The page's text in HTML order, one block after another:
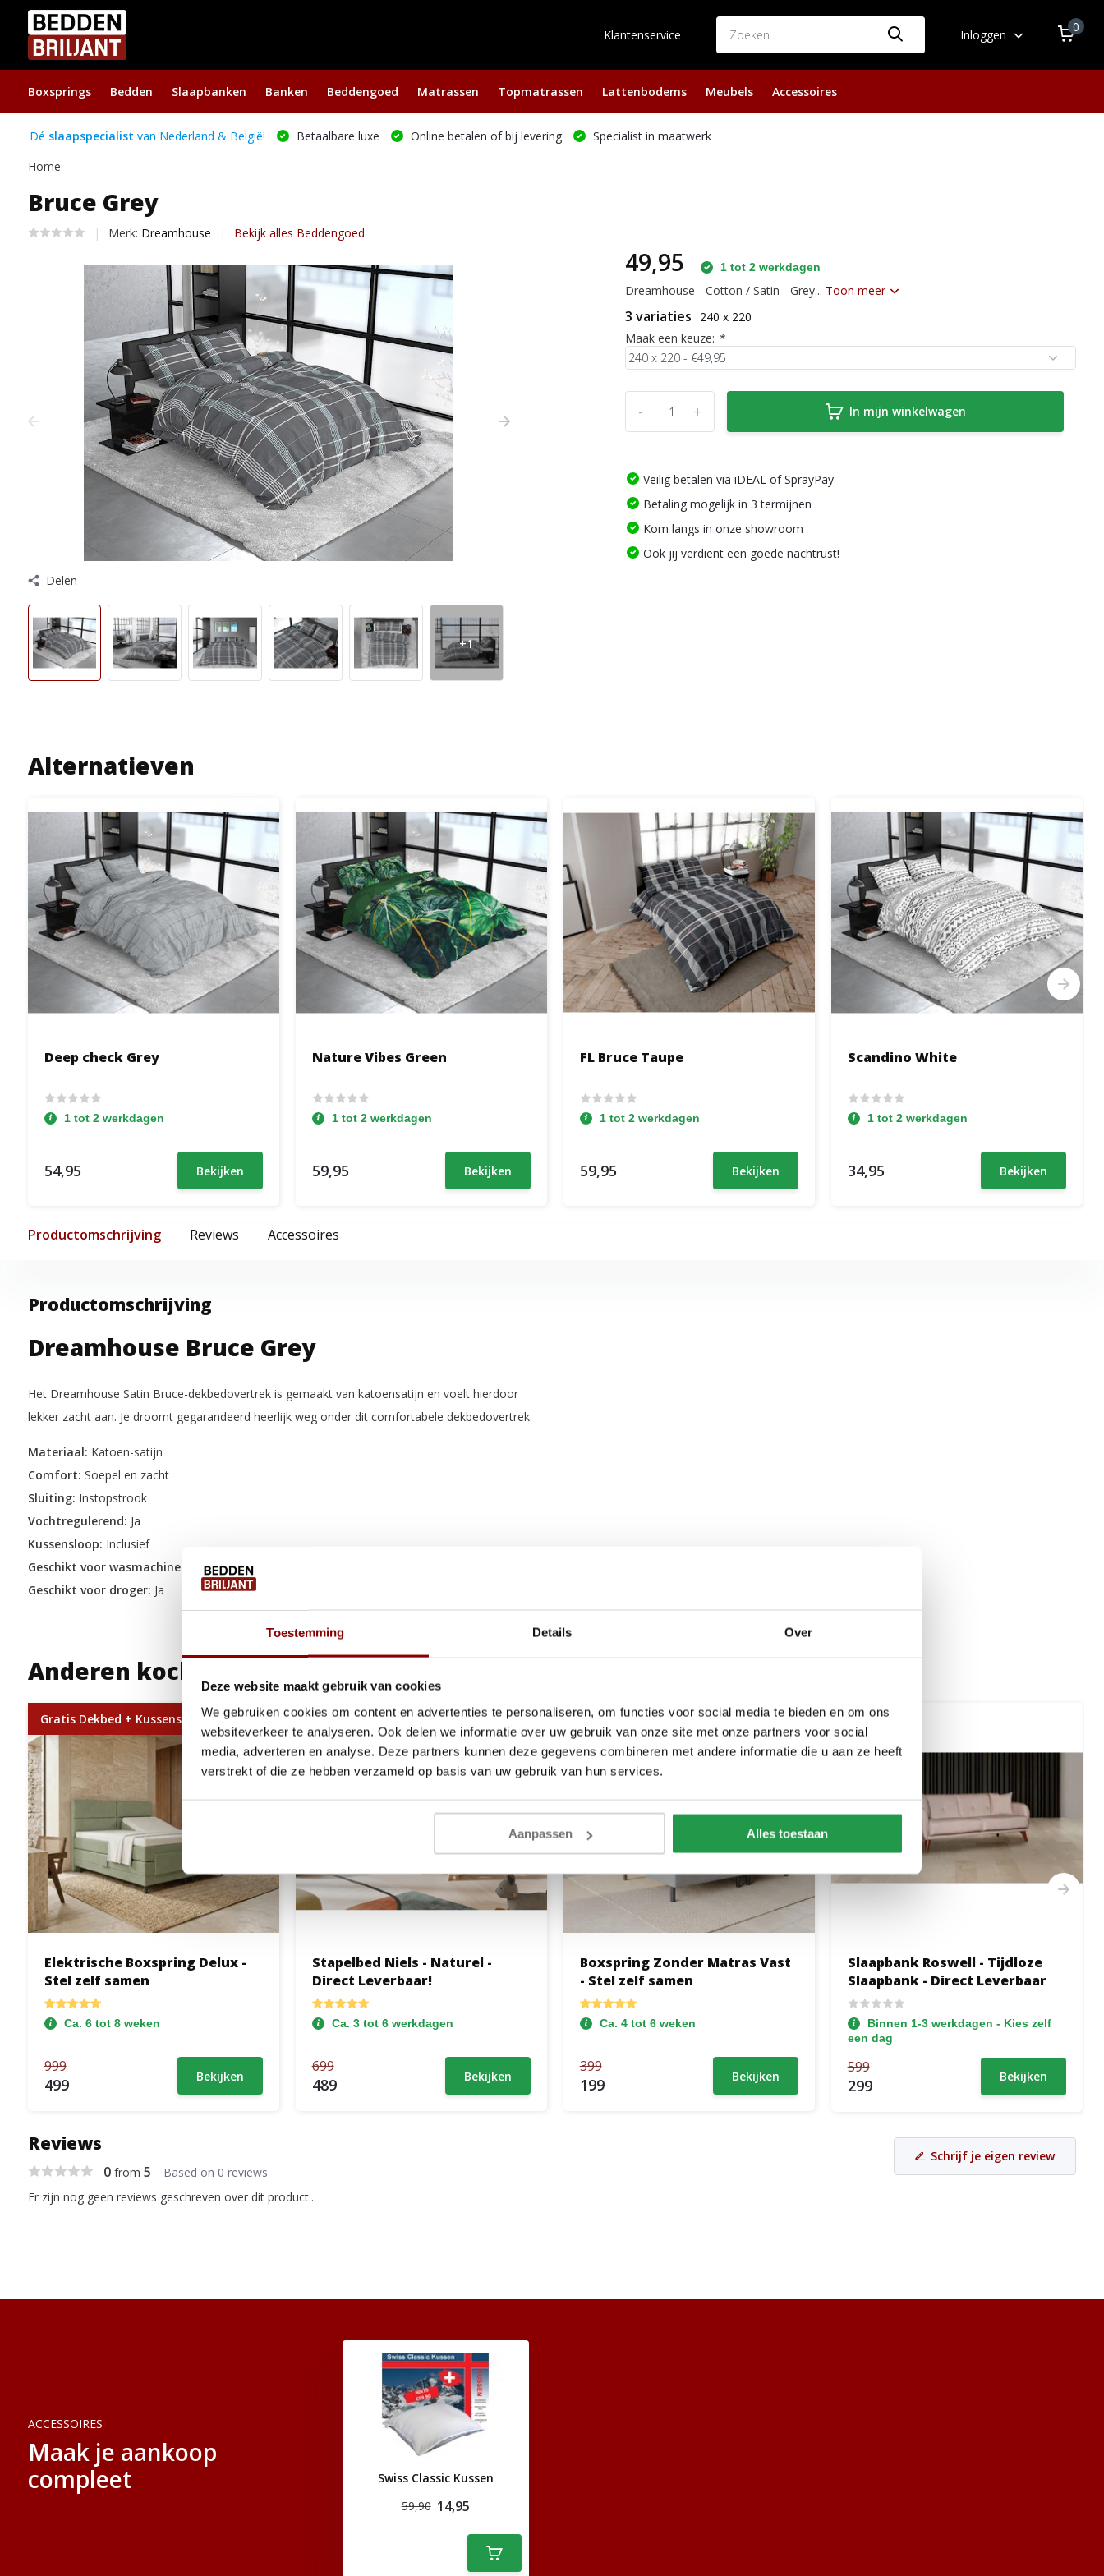
Toestemming Details Over
Deze website maakt gebruik van cookies
We gebruiken cookies om content en advertenties te personaliseren, om functies voor social media te bieden en om ons
websiteverkeer te analyseren. Ook delen we informatie over uw gebruik van onze site met onze partners voor social
media, adverteren en analyse. Deze partners kunnen deze gegevens combineren met andere informatie die u aan ze heeft
verstrekt of die ze hebben verzameld op basis van uw gebruik van hun services.
Aanpassen Alles toestaan
Klantenservice Inloggen
0
Boxsprings Bedden Slaapbanken Banken Beddengoed Matrassen Topmatrassen Lattenbodems Meubels Accessoires
Dé slaapspecialist van Nederland & België! Betaalbare luxe Online betalen of bij levering
Specialist in maatwerk
Home
Bruce Grey
Merk: Dreamhouse Bekijk alles Beddengoed
Delen
+1
49,95 1 tot 2 werkdagen
Dreamhouse - Cotton / Satin - Grey... Toon meer
3 variaties
240 x 220
Maak een keuze: *
+
- In mijn winkelwagen
Veilig betalen via iDEAL of SprayPay
Betaling mogelijk in 3 termijnen
Kom langs in onze showroom
Ook jij verdient een goede nachtrust!
Alternatieven
Deep check Grey
1 tot 2 werkdagen
54,95 Bekijken
Nature Vibes Green
1 tot 2 werkdagen
59,95 Bekijken
FL Bruce Taupe
1 tot 2 werkdagen
59,95 Bekijken
Scandino White
1 tot 2 werkdagen
34,95 Bekijken
Productomschrijving Reviews Accessoires
Productomschrijving
Dreamhouse Bruce Grey
Het Dreamhouse Satin Bruce-dekbedovertrek is gemaakt van katoensatijn en voelt hierdoor
lekker zacht aan. Je droomt gegarandeerd heerlijk weg onder dit comfortabele dekbedovertrek.
Materiaal: Katoen-satijn
Comfort: Soepel en zacht
Sluiting: Instopstrook
Vochtregulerend: Ja
Kussensloop: Inclusief
Geschikt voor wasmachine:
Geschikt voor droger: Ja
Anderen kochten ook
Gratis Dekbed + Kussens !
Elektrische Boxspring Delux -
Stel zelf samen
Ca. 6 tot 8 weken
999
499 Bekijken
Stapelbed Niels - Naturel -
Direct Leverbaar!
Ca. 3 tot 6 werkdagen
699
489 Bekijken
Boxspring Zonder Matras Vast
- Stel zelf samen
Ca. 4 tot 6 weken
399
199 Bekijken
Slaapbank Roswell - Tijdloze
Slaapbank - Direct Leverbaar
Binnen 1-3 werkdagen - Kies zelf
een dag
599
299 Bekijken
Reviews
0from 5 Based on 0 reviews
Schrijf je eigen review
Er zijn nog geen reviews geschreven over dit product..
ACCESSOIRES
Maak je aankoop
compleet
Swiss Classic Kussen
59,90 14,95